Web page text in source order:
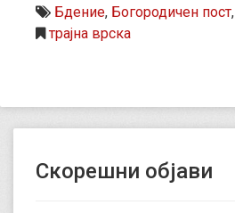
Бдение, Богородичен пост,
трајна врска
Скорешни објави